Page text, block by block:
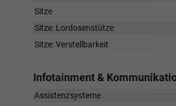
Sitze
Sitze: Lordosenstütze
Sitze: Verstellbarkeit
Infotainment &
Assistenzsysteme